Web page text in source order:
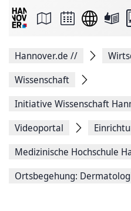
Seite
Facebook
teilen
Seitenlink
Seite
Hannover.de //
Wissenschaft
Initiative Wissenschaft
Videoportal
Medizinische ­Hochschule
Ortsbegehung: